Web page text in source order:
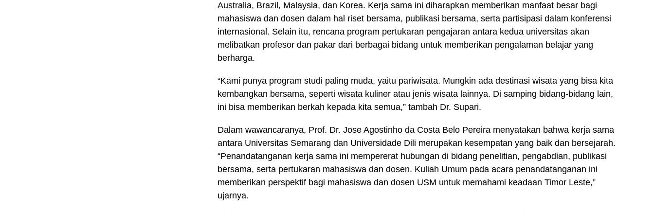
Australia, Brazil, Malaysia, dan Korea. Kerja sama ini diharapkan memberikan manfaat besar bagi
mahasiswa dan dosen dalam hal riset bersama, publikasi bersama, serta partisipasi dalam konferensi
internasional. Selain itu, rencana program pertukaran pengajaran antara kedua universitas akan
melibatkan profesor dan pakar dari berbagai bidang untuk memberikan pengalaman belajar yang
berharga.
“Kami punya program studi paling muda, yaitu pariwisata. Mungkin ada destinasi wisata yang bisa kita
kembangkan bersama, seperti wisata kuliner atau jenis wisata lainnya. Di samping bidang-bidang lain,
ini bisa memberikan berkah kepada kita semua,” tambah Dr. Supari.
Dalam wawancaranya, Prof. Dr. Jose Agostinho da Costa Belo Pereira menyatakan bahwa kerja sama
antara Universitas Semarang dan Universidade Dili merupakan kesempatan yang baik dan bersejarah.
“Penandatanganan kerja sama ini mempererat hubungan di bidang penelitian, pengabdian, publikasi
bersama, serta pertukaran mahasiswa dan dosen. Kuliah Umum pada acara penandatanganan ini
memberikan perspektif bagi mahasiswa dan dosen USM untuk memahami keadaan Timor Leste,”
ujarnya.